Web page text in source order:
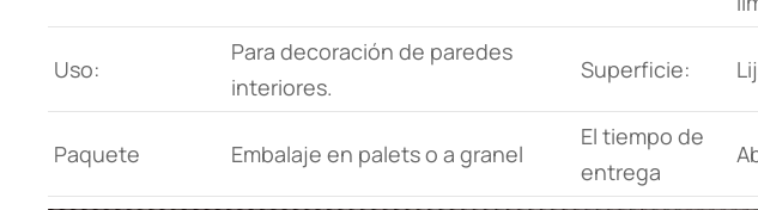
Uso:
Para decoración de paredes
interiores.
Superficie:
Paquete Embalaje en palets o a granel
El tiempo de
entrega